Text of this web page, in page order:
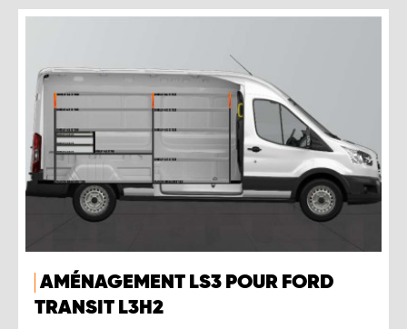
AMÉNAGEMENT LS3 POUR FORD
TRANSIT L3H2